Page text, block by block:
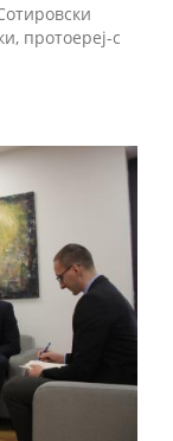
протоереј-с